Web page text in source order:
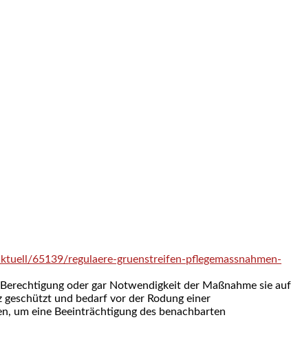
65139/regulaere-gruenstreifen-pflegemassnahmen-
oder gar Notwendigkeit der Maßnahme sie auf
und bedarf vor der Rodung einer
um eine Beeinträchtigung des benachbarten